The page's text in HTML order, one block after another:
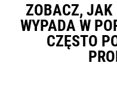
ZOBACZ,
WYPADA W
CZĘSTO